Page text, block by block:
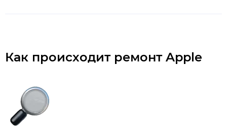
Как происходит ремонт Apple